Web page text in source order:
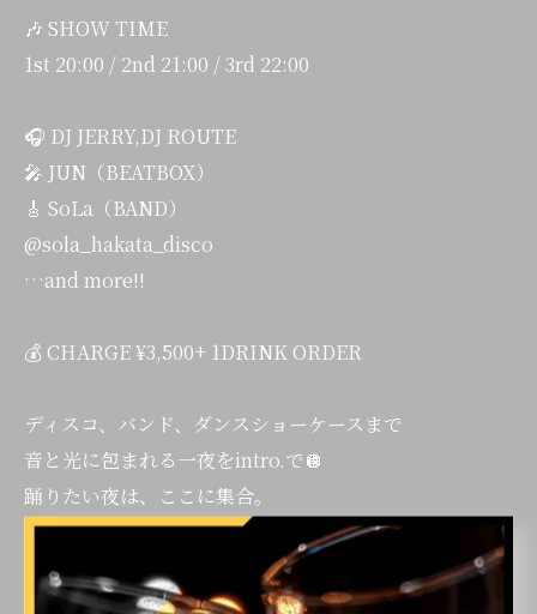
🎶 SHOW TIME
1st 20:00 / 2nd 21:00 / 3rd 22:00
🎧 DJ JERRY,DJ ROUTE
🎤 JUN（BEATBOX）
🎸 SoLa（BAND）
@sola_hakata_disco
…and more!!
💰 CHARGE ¥3,500+ 1DRINK ORDER
ディスコ、バンド、ダンスショーケースまで
音と光に包まれる一夜をintro.で🪩
踊りたい夜は、ここに集合。
📍intro.（博多）
福岡市博多区博多駅東1-1-28 ウェル博多B1F